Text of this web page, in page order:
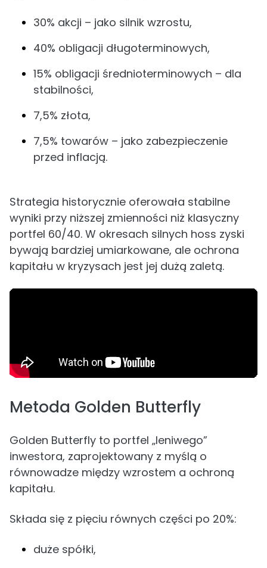
30% akcji – jako silnik wzrostu,
40% obligacji długoterminowych,
15% obligacji średnioterminowych – dla
stabilności,
7,5% złota,
7,5% towarów – jako zabezpieczenie
przed inflacją.
Strategia historycznie oferowała stabilne
wyniki przy niższej zmienności niż klasyczny
portfel 60/40. W okresach silnych hoss zyski
bywają bardziej umiarkowane, ale ochrona
kapitału w kryzysach jest jej dużą zaletą.
Metoda Golden Butterfly
Golden Butterfly to portfel „leniwego”
inwestora, zaprojektowany z myślą o
równowadze między wzrostem a ochroną
kapitału.
Składa się z pięciu równych części po 20%:
duże spółki,